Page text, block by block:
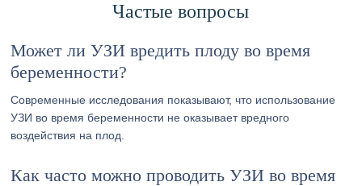
Частые вопросы
Может ли УЗИ вредить плоду во время
беременности?
Современные исследования показывают, что использование
УЗИ во время беременности не оказывает вредного
воздействия на плод.
Как часто можно проводить УЗИ во время